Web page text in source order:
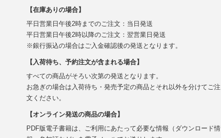
【在庫ありの場合】
平日営業日午後2時までのご注文：当日発送
平日営業日午後2時以降のご注文：翌営業日発送
※銀行振込の場合はご入金確認後の発送となります。
【入荷待ち、予約注文が含まれる場合】
すべての商品がそろい次第の発送となります。
お急ぎの場合は入荷待ち・発売予定の商品とそれ以外を分けてご注
文ください。
【オンライン発送の商品の場合】
PDF版電子書籍は、ご利用にあたって必要な情報（ダウンロード情